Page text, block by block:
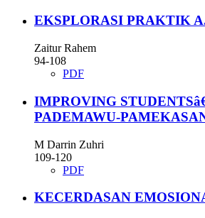
EKSPLORASI PRAKTIK
Zaitur Rahem
94-108
PDF
IMPROVING
PADEMAWU-
M Darrin Zuhri
109-120
PDF
KECERDASAN